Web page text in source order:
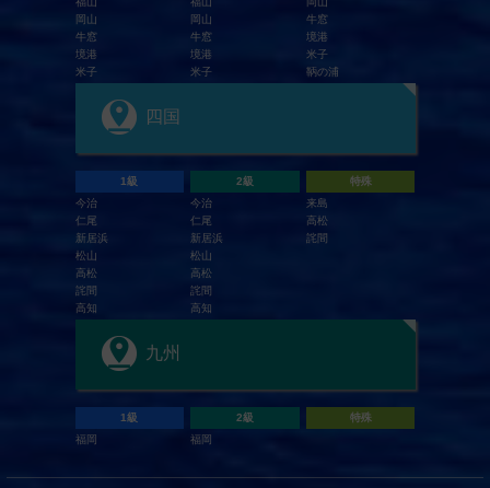
岡山
牛窓
境港
米子
岡山
牛窓
境港
米子
牛窓
境港
米子
鞆の浦
四国
1級
今治
仁尾
新居浜
松山
高松
詫間
高知
2級
今治
仁尾
新居浜
松山
高松
詫間
高知
特殊
来島
高松
詫間
九州
1級
福岡
2級
福岡
特殊